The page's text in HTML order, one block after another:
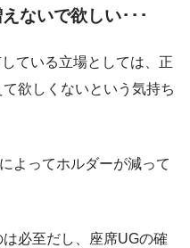
ないで欲しい･･･
ている立場としては、正
欲しくないという気持ち
よってホルダーが減って
必至だし、座席UGの確